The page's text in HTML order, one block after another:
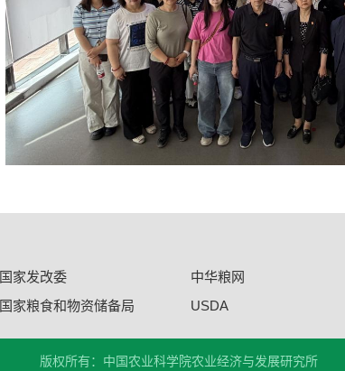
国家发改委 中华粮网
国家粮食和物资储备局 USDA
版权所有：中国农业科学院农业经济与发展研究所